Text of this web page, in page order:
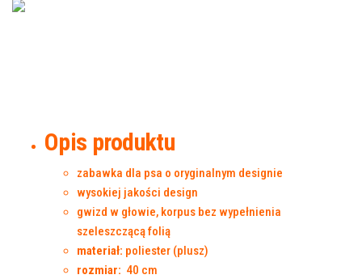
Opis produktu
zabawka dla psa o oryginalnym designie
wysokiej jakości design
gwizd w głowie, korpus bez wypełnienia
szeleszczącą folią
materiał: poliester (plusz)
rozmiar: 40 cm